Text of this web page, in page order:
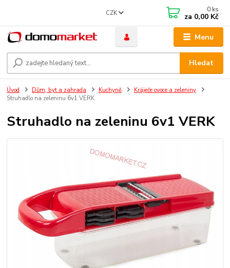
Menu
CZK
Hledat
0 ks
za 0,00 Kč
Úvod Dům, byt a zahrada Kuchyně
Kráječe ovoce a zeleniny
Struhadlo na zeleninu 6v1 VERK
Struhadlo na zeleninu 6v1 VERK